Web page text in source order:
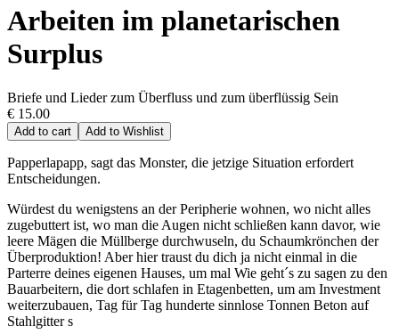
Arbeiten im planetarischen
Surplus
Briefe und Lieder zum Überfluss und zum überflüssig Sein
€ 15.00
Add to cart Add to Wishlist
Papperlapapp, sagt das Monster, die jetzige Situation erfordert
Entscheidungen­­.
Würdest du wenigstens an der Peripherie wohnen­­, wo nicht alles
zugebuttert ist, wo man die Augen nicht schließen kann davor, wie
leere Mägen die Müllberge durch­wuseln, du Schaumkrönchen der
Überproduktion! Aber hier traust du dich ja nicht einmal in die
Parterre deines eigenen Hauses, um mal Wie geht´s zu sagen zu den
Bauarbeitern, die dort schlafen in Etagenbetten­­, um am Investment
weiterzubauen, Tag für Tag hunderte­­ sinnlose Tonnen Beton auf
Stahlgitter s